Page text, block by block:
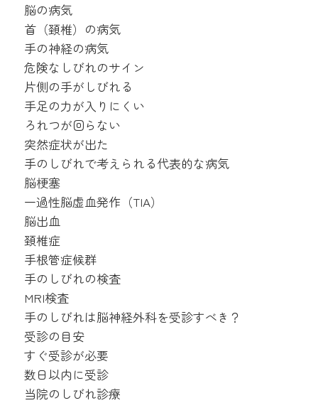
脳の病気
首（頚椎）の病気
手の神経の病気
危険なしびれのサイン
片側の手がしびれる
手足の力が入りにくい
ろれつが回らない
突然症状が出た
手のしびれで考えられる代表的な病気
脳梗塞
一過性脳虚血発作（TIA）
脳出血
頚椎症
手根管症候群
手のしびれの検査
MRI検査
手のしびれは脳神経外科を受診すべき？
受診の目安
すぐ受診が必要
数日以内に受診
当院のしびれ診療